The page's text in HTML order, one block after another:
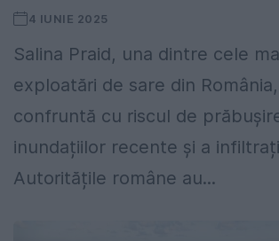
4 IUNIE 2025
Salina Praid, una dintre cele
exploatări de sare din
confruntă cu riscul de
inundațiilor recente și a
Autoritățile române au...